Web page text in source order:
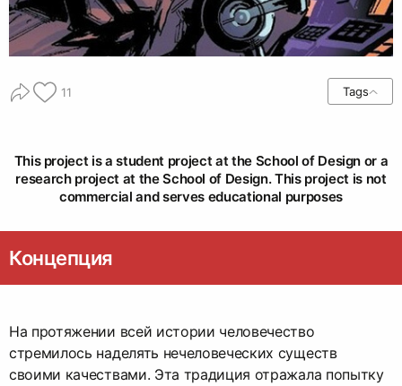
11 Tags
This project is a student project at the School of Design or a
research project at the School of Design. This project is not
commercial and serves educational purposes
Концепция
На протяжении всей истории человечество
стремилось наделять нечеловеческих существ
своими качествами. Эта традиция отражала попытку